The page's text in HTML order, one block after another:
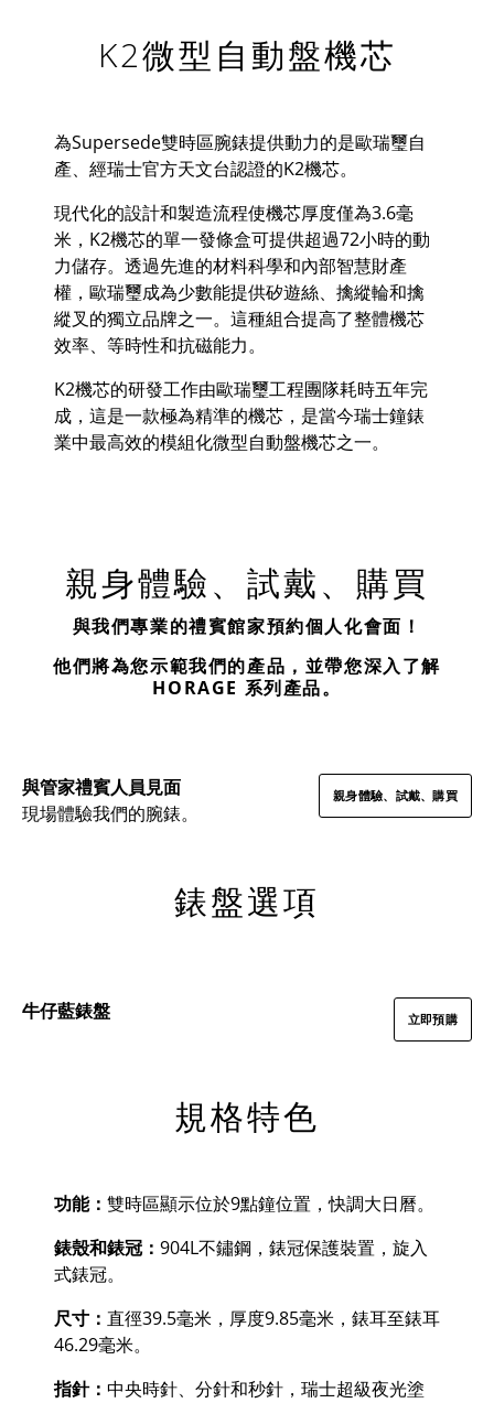
K2微型自動盤機芯
為Supersede雙時區腕錶提供動力的是歐瑞璽自
產、經瑞士官方天文台認證的K2機芯。
現代化的設計和製造流程使機芯厚度僅為3.6毫
米， K2機芯的單一發條盒可提供超過72小時的動
力儲存。透過先進的材料科學和內部智慧財產
權，歐瑞璽成為少數能提供矽遊絲、擒縱輪和擒
縱叉的獨立品牌之一。這種組合提高了整體機芯
效率、等時性和抗磁能力。
K2機芯的研發工作由歐瑞璽工程團隊耗時五年完
成，這是一款極為精準的機芯，是當今瑞士鐘錶
業中最高效的模組化微型自動盤機芯之一。
親身體驗、試戴、購買
與我們專業的禮賓館家預約個人化會面！
他們將為您示範我們的產品，並帶您深入了解
HORAGE 系列產品。
與管家禮賓人員見面
現場體驗我們的腕錶。
親身體驗、試戴、購買
錶盤選項
牛仔藍錶盤 立即預購
規格特色
功能： 雙時區顯示位於9點鐘位置，快調大日曆。
錶殼和錶冠： 904L不鏽鋼，錶冠保護裝置，旋入
式錶冠。
尺寸： 直徑39.5毫米，厚度9.85毫米，錶耳至錶耳
46.29毫米。
指針： 中央時針、分針和秒針，瑞士超級夜光塗